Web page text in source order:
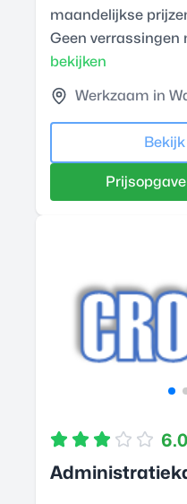
maandelijkse
Geen verrassingen
bekijken
Werkzaam in
6.0